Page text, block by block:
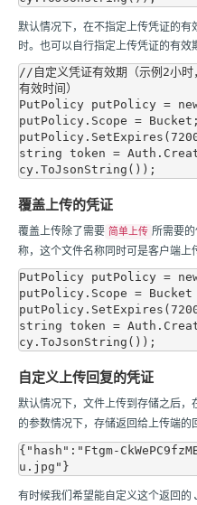
默认情况下，在不指定上传凭证的
时。也可以自行指定上传凭证的有效
//自定义凭证有效期（示例2小
有效时间）
PutPolicy putPolicy =
putPolicy.Scope = Bucket;
string token =
覆盖上传的凭证
覆盖上传除了需要 简单上传 所需要
称，这个文件名称同时可是客户端上
PutPolicy putPolicy =
putPolicy.Scope =
string token =
自定义上传回复的凭证
默认情况下，文件上传到存储之后，
的参数情况下，存储返回给上传端的
{"hash":"Ftgm-
有时候我们希望能自定义这个返回